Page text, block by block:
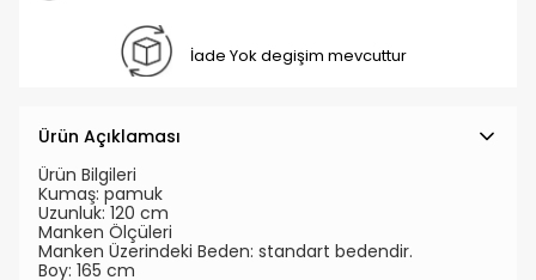
İade Yok degişim mevcuttur
Ürün Açıklaması
Ürün Bilgileri
Kumaş: pamuk
Uzunluk: 120 cm
Manken Ölçüleri
Manken Üzerindeki Beden: standart bedendir.
Boy: 165 cm